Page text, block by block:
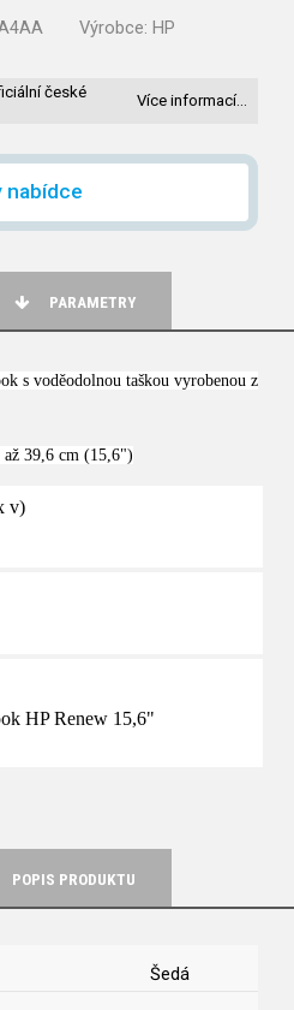
Výrobce: HP
české
Více informací…
nabídce
PARAMETRY
s voděodolnou taškou vyrobenou z
až 39,6 cm (15,6")
v)
HP Renew 15,6"
POPIS PRODUKTU
Šedá